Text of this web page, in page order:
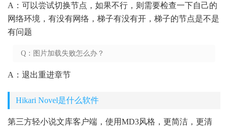
A：可以尝试切换节点，如果不行，则需要检查一下自己的
网络环境，有没有网络，梯子有没有开，梯子的节点是不是
有问题
Q：图片加载失败怎么办？
A：退出重进章节
Hikari Novel是什么软件
第三方轻小说文库客户端，使用MD3风格，更简洁，更清